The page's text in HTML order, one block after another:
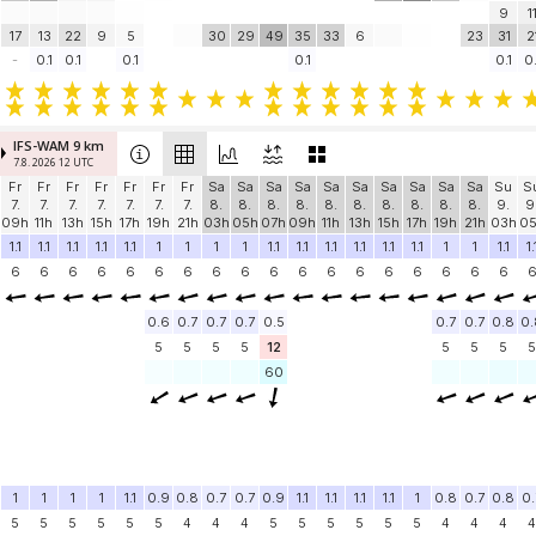
17 13 22 9 5 30 29 49 35 33 6 23
9
31
11
-
0.1 0.1 0.1 0.1 0.1
IFS-WAM 9 km
7.8. 2026 12 UTC
Fr
7.
09h
Fr
7.
11h
Fr
7.
13h
Fr
7.
15h
Fr
7.
17h
Fr
7.
19h
Fr
7.
21h
Sa
8.
03h
Sa
8.
05h
Sa
8.
07h
Sa
8.
09h
Sa
8.
11h
Sa
8.
13h
Sa
8.
15h
Sa
8.
17h
Sa
8.
19h
Sa
8.
21h
Su
9.
03h
1.1
1.1 1.1 1.1 1.1 1 1 1 1 1.1 1.1 1.1 1.1 1.1 1.1 1 1 1.1
6
6 6 6 6 6 6 6 6 6 6 6 6 6 6 6 6 6 6
0.6 0.7 0.7 0.7 0.5 0.7 0.7 0.8
5
5 5 5 12 5 5 5
5
60
1 1 1 1 1.1 0.9 0.8 0.7 0.7 0.9 1.1 1.1 1.1 1.1 1 0.8 0.7 0.8
5
5 5 5 5 5 4 4 4 5 5 5 5 5 5 4 4 4 4